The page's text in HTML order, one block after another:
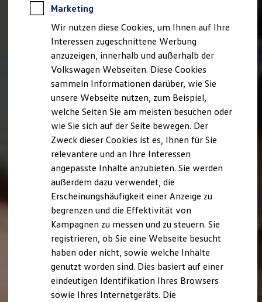
Rekuperation
Laden unterwegs
Laden Zuhause
Ladestationen finden
Ladezeitensimulator
Batterie
Sicherheit
Nachhaltigkeit
Technologie
Kosten und Kauf
Kaufoptionen
E-Auto-Förderung
Software und Konnektivität
Die ID. Software 6
ID. Software Versionen und Updates
Digitale Extras
Schnittstellen zu Ihrem ID.
Hybridautos
Marke und Erlebnis
Volkswagen R und R Experience
R-Modelle
R Experience
Driving Experience
Volkswagen entdecken
Werkbesichtigung
Marketing
Wir nutzen diese Cookies, um Ihnen auf Ihre
Interessen zugeschnittene Werbung
anzuzeigen, innerhalb und außerhalb der
Volkswagen Webseiten. Diese Cookies
sammeln Informationen darüber, wie Sie
unsere Webseite nutzen, zum Beispiel,
welche Seiten Sie am meisten besuchen oder
wie Sie sich auf der Seite bewegen. Der
Zweck dieser Cookies ist es, Ihnen für Sie
relevantere und an Ihre Interessen
angepasste Inhalte anzubieten. Sie werden
außerdem dazu verwendet, die
Erscheinungshäufigkeit einer Anzeige zu
begrenzen und die Effektivität von
Kampagnen zu messen und zu steuern. Sie
registrieren, ob Sie eine Webseite besucht
haben oder nicht, sowie welche Inhalte
genutzt worden sind. Dies basiert auf einer
eindeutigen Identifikation Ihres Browsers
sowie Ihres Internetgeräts. Die